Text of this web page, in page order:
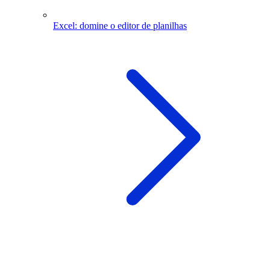
Excel: domine o editor de planilhas